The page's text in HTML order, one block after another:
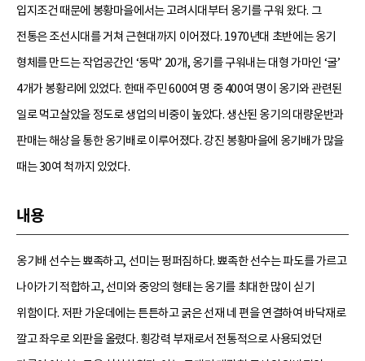
입지조건 때문에 봉황마을에서는 고려시대부터 옹기를 구워 왔다. 그
전통은 조선시대를 거쳐 근현대까지 이어졌다. 1970년대 초반에는 옹기
형체를 만드는 작업공간인 ‘동막’ 20개, 옹기를 구워내는 대형 가마인 ‘굴’
4개가 봉황리에 있었다. 한때 주민 600여 명 중 400여 명이 옹기와 관련된
일로 먹고살았을 정도로 생업의 비중이 높았다. 생산된 옹기의 대량운반과
판매는 해상을 통한 옹기배로 이루어졌다. 강진 봉황마을에 옹기배가 많을
때는 30여 척까지 있었다.
내용
옹기배 선수는 뾰족하고, 선미는 펑퍼짐하다. 뾰족한 선수는 파도를 가르고
나아가기 적합하고, 선미와 중앙의 형태는 옹기를 최대한 많이 싣기
위함이다. 저판 가운데에는 튼튼하고 굵은 선재 네 편을 연결하여 바닥재로
깔고 좌우로 외판을 올렸다. 횡강력 부재로서 전통적으로 사용되었던